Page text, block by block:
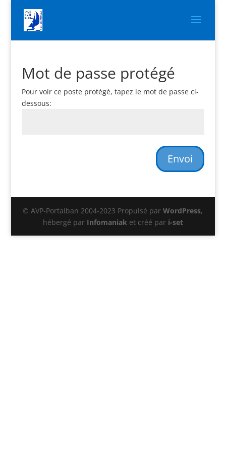
Mot de passe protégé
Pour voir ce poste protégé, tapez le mot de passe ci-
dessous:
Envoi
© AVP-Portalban 2004-2023 Propulsé parWordPress,
hébergé par Infomaniaket créé par i-set